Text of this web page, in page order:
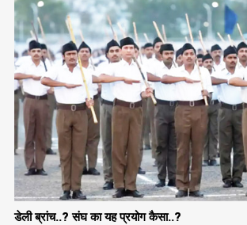
डेली ब्रांच..? संघ का यह प्रयोग कैसा..?